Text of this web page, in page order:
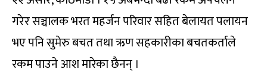
गरेर सञ्चालक भरत महर्जन परिवार सहित बेलायत पलायन
भए पनि सुमेरु बचत तथा ऋण सहकारीका बचतकर्ताले
रकम पाउने आश मारेका छैनन् ।